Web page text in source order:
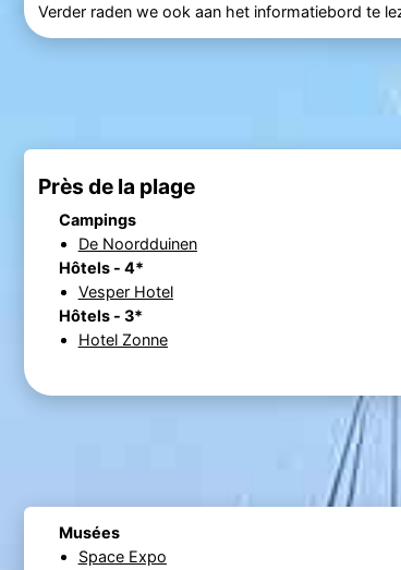
Verder raden we ook aan het informatiebord te
Près de la plage
Campings
De Noordduinen
Hôtels - 4*
Vesper Hotel
Hôtels - 3*
Hotel Zonne
Musées
Space Expo